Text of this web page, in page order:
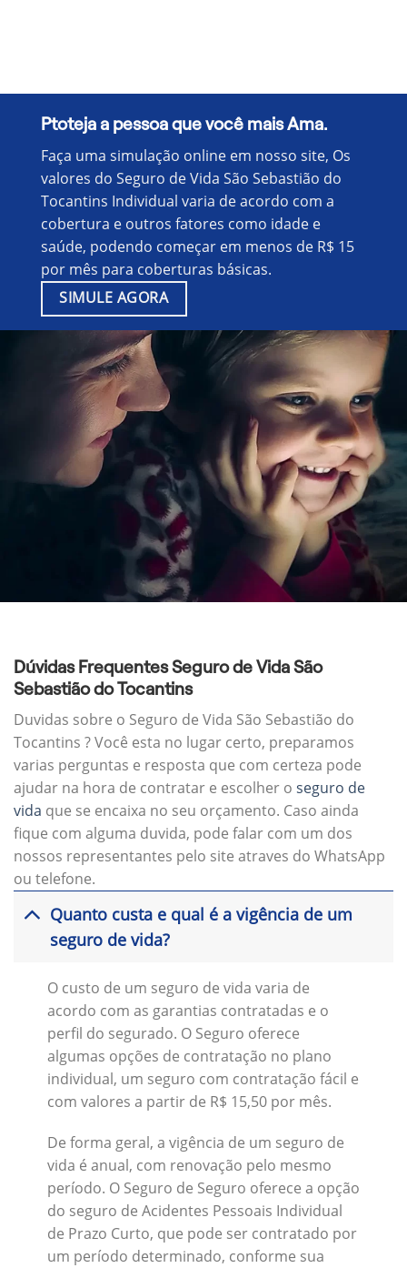
Ptoteja a pessoa que você mais Ama.
Faça uma simulação online em nosso site, Os
valores do Seguro de Vida São Sebastião do
Tocantins Individual varia de acordo com a
cobertura e outros fatores como idade e
saúde, podendo começar em menos de R$ 15
por mês para coberturas básicas.
SIMULE AGORA
Dúvidas Frequentes Seguro de Vida São
Sebastião do Tocantins
Duvidas sobre o Seguro de Vida São Sebastião do
Tocantins ? Você esta no lugar certo, preparamos
varias perguntas e resposta que com certeza pode
ajudar na hora de contratar e escolher o seguro de
vida que se encaixa no seu orçamento. Caso ainda
fique com alguma duvida, pode falar com um dos
nossos representantes pelo site atraves do WhatsApp
ou telefone.
Quanto custa e qual é a vigência de um
seguro de vida?
O custo de um seguro de vida varia de
acordo com as garantias contratadas e o
perfil do segurado. O Seguro oferece
algumas opções de contratação no plano
individual, um seguro com contratação fácil e
com valores a partir de R$ 15,50 por mês.
De forma geral, a vigência de um seguro de
vida é anual, com renovação pelo mesmo
período. O Seguro de Seguro oferece a opção
do seguro de Acidentes Pessoais Individual
de Prazo Curto, que pode ser contratado por
um período determinado, conforme sua